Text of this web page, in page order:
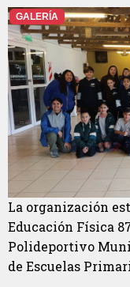
GALERÍA
La organización
Educación Física
Polideportivo
de Escuelas